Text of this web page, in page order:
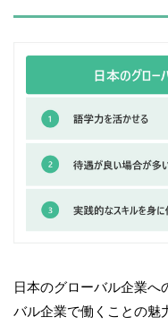
日本のグローバル企業へ
バル企業で働くことの魅